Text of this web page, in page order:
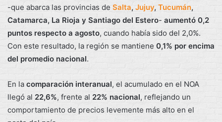
-que abarca las provincias de Salta, Jujuy, Tucumán,
Catamarca, La Rioja y Santiago del Estero- aumentó 0,2
puntos respecto a agosto, cuando había sido del 2,0%.
Con este resultado, la región se mantiene 0,1% por encima
del promedio nacional.
En la comparación interanual, el acumulado en el NOA
llegó al 22,6%, frente al 22% nacional, reflejando un
comportamiento de precios levemente más alto en el